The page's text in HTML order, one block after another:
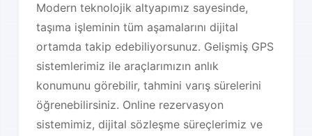
Modern teknolojik altyapımız sayesinde,
taşıma işleminin tüm aşamalarını dijital
ortamda takip edebiliyorsunuz. Gelişmiş GPS
sistemlerimiz ile araçlarımızın anlık
konumunu görebilir, tahmini varış sürelerini
öğrenebilirsiniz. Online rezervasyon
sistemimiz, dijital sözleşme süreçlerimiz ve